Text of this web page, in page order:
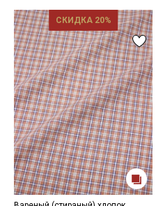
СКИДКА 20%